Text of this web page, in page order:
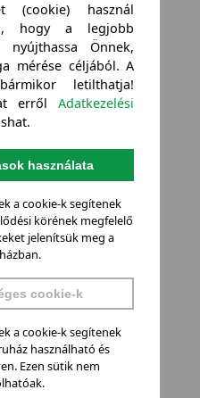
(cookie) használ
hogy a legjobb
nyújthassa Önnek,
mérése céljából. A
letilthatja!
errőlAdatkezelési
használata
a cookie-k segítenek
körének megfelelő
jelenítsük meg a
cookie-k
a cookie-k segítenek
használható és
Ezen sütik nem